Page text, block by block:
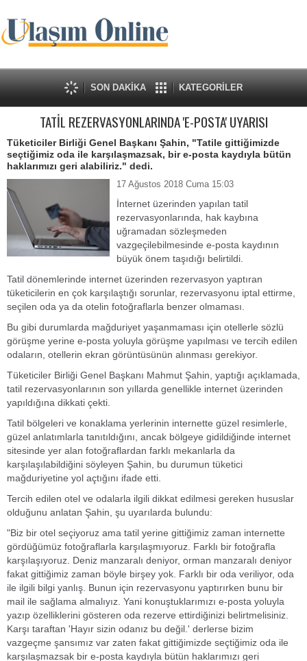
SON DAKİKA KATEGORİLER
TATİL REZERVASYONLARINDA 'E-POSTA' UYARISI
Tüketiciler Birliği Genel Başkanı Şahin, "Tatile gittiğimizde
seçtiğimiz oda ile karşılaşmazsak, bir e-posta kaydıyla bütün
haklarımızı geri alabiliriz." dedi.
17 Ağustos 2018 Cuma 15:03
İnternet üzerinden yapılan tatil
rezervasyonlarında, hak kaybına
uğramadan sözleşmeden
vazgeçilebilmesinde e-posta kaydının
büyük önem taşıdığı belirtildi.
Tatil dönemlerinde internet üzerinden rezervasyon yaptıran
tüketicilerin en çok karşılaştığı sorunlar, rezervasyonu iptal ettirme,
seçilen oda ya da otelin fotoğraflarla benzer olmaması.
Bu gibi durumlarda mağduriyet yaşanmaması için otellerle sözlü
görüşme yerine e-posta yoluyla görüşme yapılması ve tercih edilen
odaların, otellerin ekran görüntüsünün alınması gerekiyor.
Tüketiciler Birliği Genel Başkanı Mahmut Şahin, yaptığı açıklamada,
tatil rezervasyonlarının son yıllarda genellikle internet üzerinden
yapıldığına dikkati çekti.
Tatil bölgeleri ve konaklama yerlerinin internette güzel resimlerle,
güzel anlatımlarla tanıtıldığını, ancak bölgeye gidildiğinde internet
sitesinde yer alan fotoğraflardan farklı mekanlarla da
karşılaşılabildiğini söyleyen Şahin, bu durumun tüketici
mağduriyetine yol açtığını ifade etti.
Tercih edilen otel ve odalarla ilgili dikkat edilmesi gereken hususlar
olduğunu anlatan Şahin, şu uyarılarda bulundu:
"Biz bir otel seçiyoruz ama tatil yerine gittiğimiz zaman internette
gördüğümüz fotoğraflarla karşılaşmıyoruz. Farklı bir fotoğrafla
karşılaşıyoruz. Deniz manzaralı deniyor, orman manzaralı deniyor
fakat gittiğimiz zaman böyle birşey yok. Farklı bir oda veriliyor, oda
ile ilgili bilgi yanlış. Bunun için rezervasyonu yaptırırken bunu bir
mail ile sağlama almalıyız. Yani konuştuklarımızı e-posta yoluyla
yazıp özelliklerini gösteren oda rezerve ettirdiğinizi belirtmelisiniz.
Karşı taraftan 'Hayır sizin odanız bu değil.' derlerse bizim
vazgeçme şansımız var zaten fakat gittiğimizde seçtiğimiz oda ile
karşılaşmazsak bir e-posta kaydıyla bütün haklarımızı geri